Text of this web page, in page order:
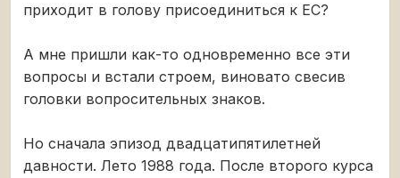
приходит в голову присоединиться к ЕС?
А мне пришли как-то одновременно все эти
вопросы и встали строем, виновато свесив
головки вопросительных знаков.
Но сначала эпизод двадцатипятилетней
давности. Лето 1988 года. После второго курса